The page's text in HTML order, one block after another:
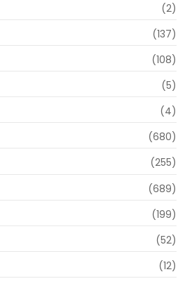
(2)
(137)
(108)
(5)
(4)
(680)
(255)
(689)
(199)
(52)
(12)